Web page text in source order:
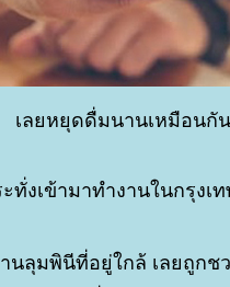
เลยหยุดดื่มนานเหมือนกั
ทั่งเข้ามาทำงานในกรุง
ลุมพินีที่อยู่ใกล้ เลยถูกช